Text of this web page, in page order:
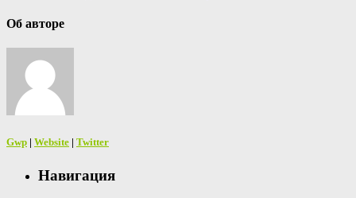
Об авторе
Gwp | Website | Twitter
Навигация